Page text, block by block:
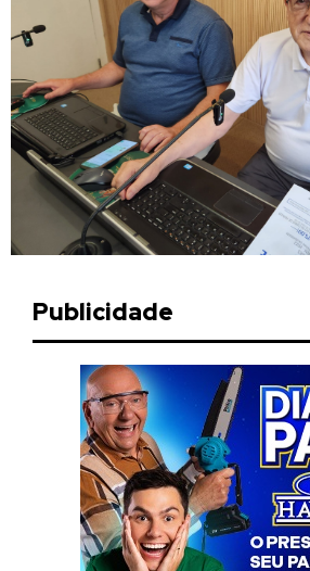
Publicidade